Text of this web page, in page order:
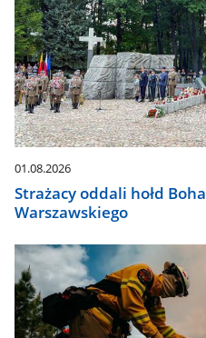
01.08.2026
Strażacy oddali hołd
Warszawskiego